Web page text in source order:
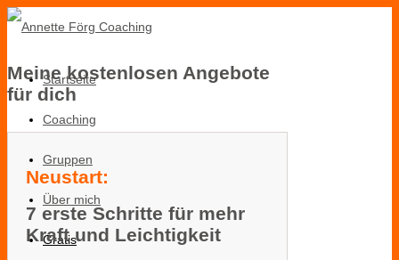
Startseite
Coaching
Gruppen
Über mich
Gratis
Meine kostenlosen Angebote
für dich
Neustart:
7 erste Schritte für mehr
Kraft und Leichtigkeit